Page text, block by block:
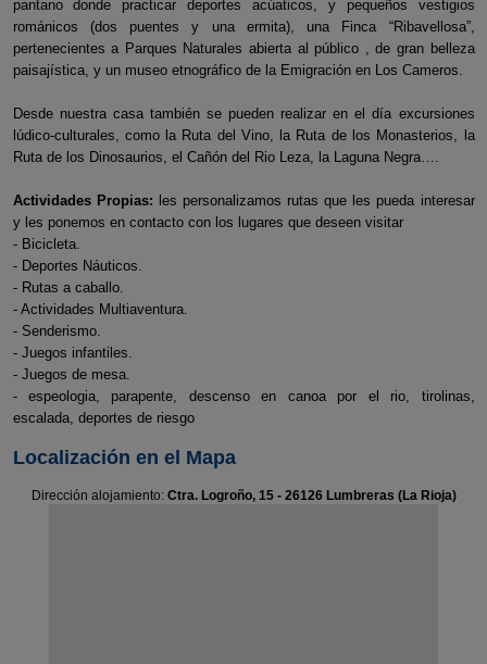
pantano donde practicar deportes acúaticos, y pequeños vestigios
románicos (dos puentes y una ermita), una Finca “Ribavellosa”,
pertenecientes a Parques Naturales abierta al público , de gran belleza
paisajística, y un museo etnográfico de la Emigración en Los Cameros.
Desde nuestra casa también se pueden realizar en el día excursiones
lúdico-culturales, como la Ruta del Vino, la Ruta de los Monasterios, la
Ruta de los Dinosaurios, el Cañón del Rio Leza, la Laguna Negra….
Actividades Propias: les personalizamos rutas que les pueda interesar
y les ponemos en contacto con los lugares que deseen visitar
- Bicicleta.
- Deportes Náuticos.
- Rutas a caballo.
- Actividades Multiaventura.
- Senderismo.
- Juegos infantiles.
- Juegos de mesa.
- espeologia, parapente, descenso en canoa por el rio, tirolinas,
escalada, deportes de riesgo
Localización en el Mapa
Dirección alojamiento: Ctra. Logroño, 15 - 26126 Lumbreras (La Rioja)